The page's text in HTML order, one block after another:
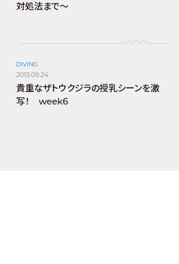
対処法まで～
DIVING
2015.09.24
貴重なザトウクジラの授乳シーンを激
写！ week6